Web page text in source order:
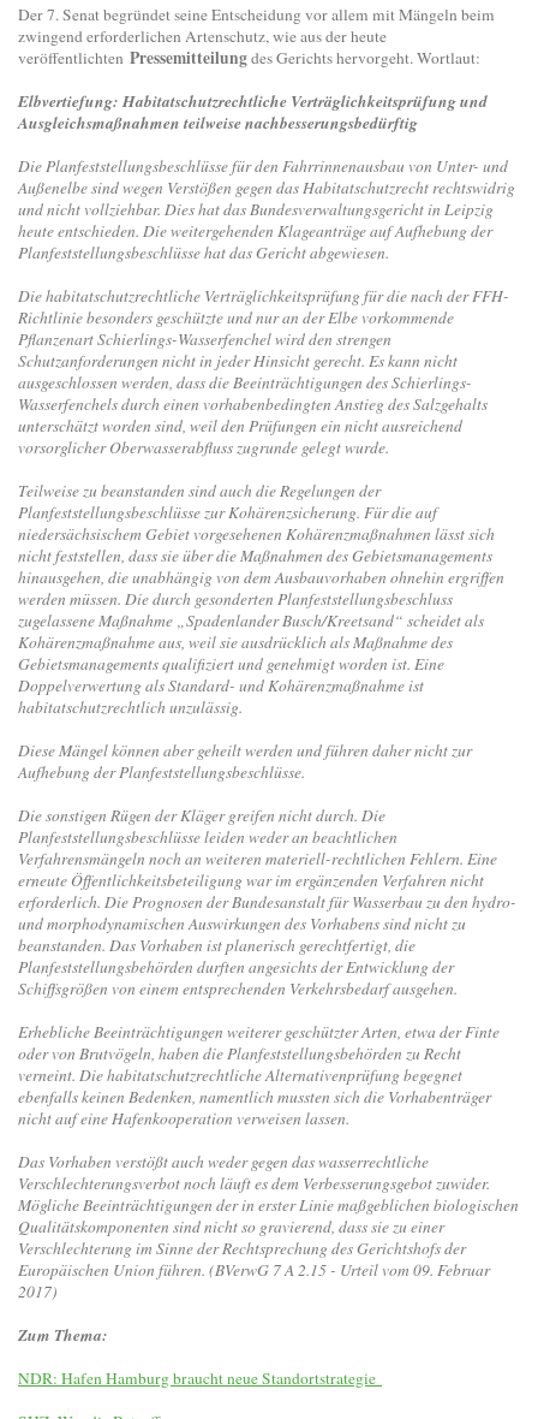
Der 7. Senat begründet seine Entscheidung vor allem mit Mängeln beim
zwingend erforderlichen Artenschutz, wie aus der heute
veröffentlichten Pressemitteilungdes Gerichts hervorgeht. Wortlaut:
Elbvertiefung: Habitatschutzrechtliche Verträglichkeitsprüfung und
Ausgleichsmaßnahmen teilweise nachbesserungsbedürftig
Die Planfeststellungsbeschlüsse für den Fahrrinnenausbau von Unter- und
Außenelbe sind wegen Verstößen gegen das Habitatschutzrecht rechtswidrig
und nicht vollziehbar. Dies hat das Bundesverwaltungsgericht in Leipzig
heute entschieden. Die weitergehenden Klageanträge auf Aufhebung der
Planfeststellungsbeschlüsse hat das Gericht abgewiesen.
Die habitatschutzrechtliche Verträglichkeitsprüfung für die nach der FFH-
Richtlinie besonders geschützte und nur an der Elbe vorkommende
Pflanzenart Schierlings-Wasserfenchel wird den strengen
Schutzanforderungen nicht in jeder Hinsicht gerecht. Es kann nicht
ausgeschlossen werden, dass die Beeinträchtigungen des Schierlings-
Wasserfenchels durch einen vorhabenbedingten Anstieg des Salzgehalts
unterschätzt worden sind, weil den Prüfungen ein nicht ausreichend
vorsorglicher Oberwasserabfluss zugrunde gelegt wurde.
Teilweise zu beanstanden sind auch die Regelungen der
Planfeststellungsbeschlüsse zur Kohärenzsicherung. Für die auf
niedersächsischem Gebiet vorgesehenen Kohärenzmaßnahmen lässt sich
nicht feststellen, dass sie über die Maßnahmen des Gebietsmanagements
hinausgehen, die unabhängig von dem Ausbauvorhaben ohnehin ergriffen
werden müssen. Die durch gesonderten Planfeststellungsbeschluss
zugelassene Maßnahme „Spadenlander Busch/Kreetsand“ scheidet als
Kohärenzmaßnahme aus, weil sie ausdrücklich als Maßnahme des
Gebietsmanagements qualifiziert und genehmigt worden ist. Eine
Doppelverwertung als Standard- und Kohärenzmaßnahme ist
habitatschutzrechtlich unzulässig.
Diese Mängel können aber geheilt werden und führen daher nicht zur
Aufhebung der Planfeststellungsbeschlüsse.
Die sonstigen Rügen der Kläger greifen nicht durch. Die
Planfeststellungsbeschlüsse leiden weder an beachtlichen
Verfahrensmängeln noch an weiteren materiell-rechtlichen Fehlern. Eine
erneute Öffentlichkeitsbeteiligung war im ergänzenden Verfahren nicht
erforderlich. Die Prognosen der Bundesanstalt für Wasserbau zu den hydro-
und morphodynamischen Auswirkungen des Vorhabens sind nicht zu
beanstanden. Das Vorhaben ist planerisch gerechtfertigt, die
Planfeststellungsbehörden durften angesichts der Entwicklung der
Schiffsgrößen von einem entsprechenden Verkehrsbedarf ausgehen.
Erhebliche Beeinträchtigungen weiterer geschützter Arten, etwa der Finte
oder von Brutvögeln, haben die Planfeststellungsbehörden zu Recht
verneint. Die habitatschutzrechtliche Alternativenprüfung begegnet
ebenfalls keinen Bedenken, namentlich mussten sich die Vorhabenträger
nicht auf eine Hafenkooperation verweisen lassen.
Das Vorhaben verstößt auch weder gegen das wasserrechtliche
Verschlechterungsverbot noch läuft es dem Verbesserungsgebot zuwider.
Mögliche Beeinträchtigungen der in erster Linie maßgeblichen biologischen
Qualitätskomponenten sind nicht so gravierend, dass sie zu einer
Verschlechterung im Sinne der Rechtsprechung des Gerichtshofs der
Europäischen Union führen. (BVerwG 7 A 2.15 - Urteil vom 09. Februar
2017)
Zum Thema:
NDR: Hafen Hamburg braucht neue Standortstrategie